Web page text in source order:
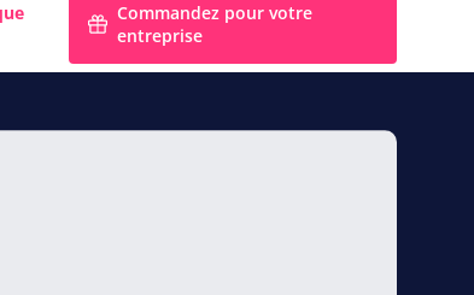
Commandez pour votre
entreprise